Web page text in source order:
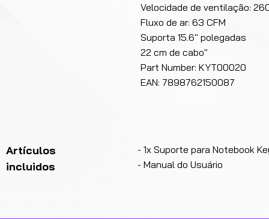
Velocidade de ventilação:
Fluxo de ar: 63 CFM
Suporta 15.6" polegadas
22 cm de cabo"
Part Number: KYT00020
EAN: 7898762150087
Artículos
incluidos
- 1x Suporte para Notebook
- Manual do Usuário